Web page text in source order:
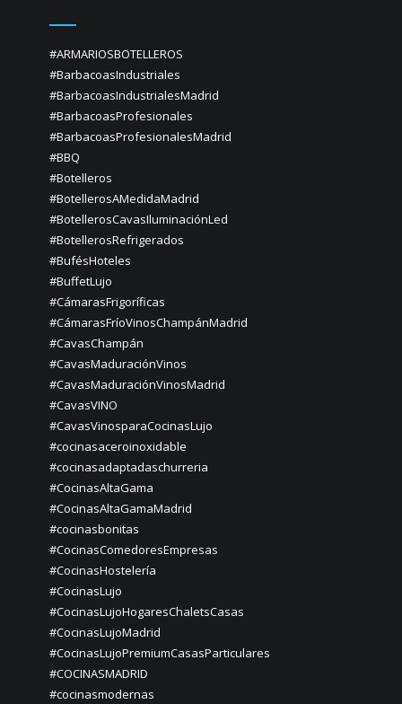
#ARMARIOSBOTELLEROS
#BarbacoasIndustriales
#BarbacoasIndustrialesMadrid
#BarbacoasProfesionales
#BarbacoasProfesionalesMadrid
#BBQ
#Botelleros
#BotellerosAMedidaMadrid
#BotellerosCavasIluminaciónLed
#BotellerosRefrigerados
#BufésHoteles
#BuffetLujo
#CámarasFrigoríficas
#CámarasFríoVinosChampánMadrid
#CavasChampán
#CavasMaduraciónVinos
#CavasMaduraciónVinosMadrid
#CavasVINO
#CavasVinosparaCocinasLujo
#cocinasaceroinoxidable
#cocinasadaptadaschurreria
#CocinasAltaGama
#CocinasAltaGamaMadrid
#cocinasbonitas
#CocinasComedoresEmpresas
#CocinasHostelería
#CocinasLujo
#CocinasLujoHogaresChaletsCasas
#CocinasLujoMadrid
#CocinasLujoPremiumCasasParticulares
#COCINASMADRID
#cocinasmodernas